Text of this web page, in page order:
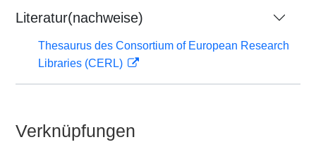
Literatur(nachweise)
Thesaurus des Consortium of European Research
Libraries (CERL)
Verknüpfungen